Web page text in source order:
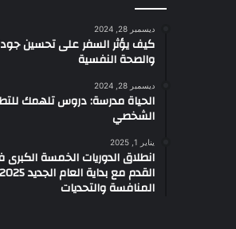
د
ع
م
ب
ش
ك
إ
ج
ديسمبر 28, 2024
كيف يؤثر السفر على تحسين
والصحة النفسية
ديسمبر 28, 2024
الحياة مدرسة: دروس تلهمك
الشخصي
يناير 1, 2025
انطلاق الدوريات الخمسة
المنافسة والتحديات